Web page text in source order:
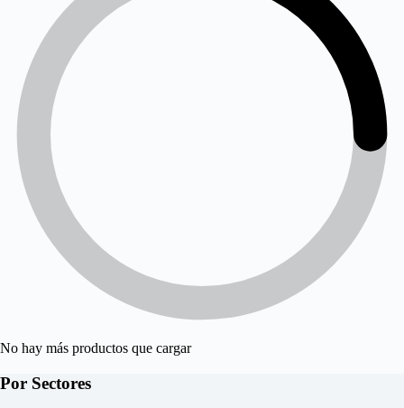
No hay más productos que cargar
Por Sectores